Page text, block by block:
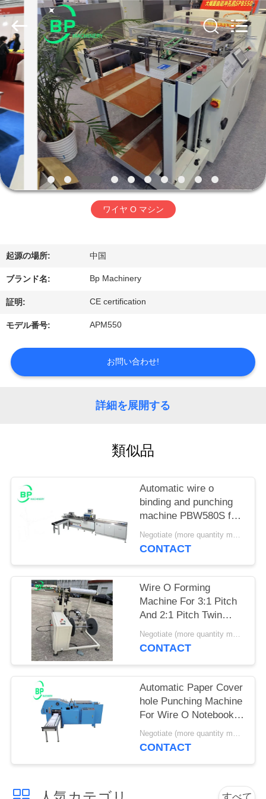
ホ
ー
ム
製
品
会
社
案
問
せ
依
頼
2025
NINGBO
BINPENG
MACHINERY
CO.,LTD.
All
Rights
Reserved.
Developed
ECER
ワイヤ O マシン
起源の場所: 中国
ブランド名: Bp Machinery
証明: CE certification
モデル番号: APM550
お問い合わせ!
詳細を展開する
類似品
Automatic wire o
binding and punching
machine PBW580S for
notebook &calendar
Negotiate (more quantity more cheap ) MOQ:1セット
CONTACT
Wire O Forming
Machine For 3:1 Pitch
And 2:1 Pitch Twin
Loop Wire Produce
Negotiate (more quantity more cheap ) MOQ:1セット
CONTACT
Automatic Paper Cover
hole Punching Machine
For Wire O Notebook
And Spiral Notebook
Negotiate (more quantity more cheap ) MOQ:1セット
CONTACT